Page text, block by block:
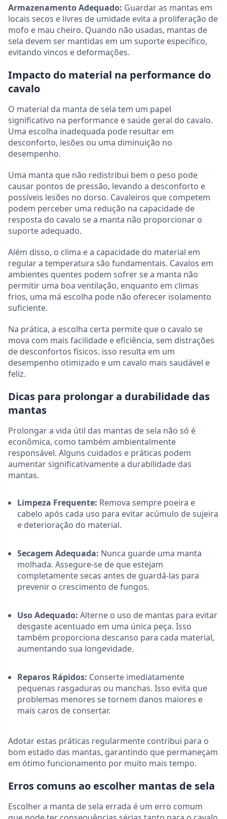
Armazenamento Adequado: Guardar as mantas em
locais secos e livres de umidade evita a proliferação de
mofo e mau cheiro. Quando não usadas, mantas de
sela devem ser mantidas em um suporte específico,
evitando vincos e deformações.
Impacto do material na performance do
cavalo
O material da manta de sela tem um papel
significativo na performance e saúde geral do cavalo.
Uma escolha inadequada pode resultar em
desconforto, lesões ou uma diminuição no
desempenho.
Uma manta que não redistribui bem o peso pode
causar pontos de pressão, levando a desconforto e
possíveis lesões no dorso. Cavaleiros que competem
podem perceber uma redução na capacidade de
resposta do cavalo se a manta não proporcionar o
suporte adequado.
Além disso, o clima e a capacidade do material em
regular a temperatura são fundamentais. Cavalos em
ambientes quentes podem sofrer se a manta não
permitir uma boa ventilação, enquanto em climas
frios, uma má escolha pode não oferecer isolamento
suficiente.
Na prática, a escolha certa permite que o cavalo se
mova com mais facilidade e eficiência, sem distrações
de desconfortos físicos. isso resulta em um
desempenho otimizado e um cavalo mais saudável e
feliz.
Dicas para prolongar a durabilidade das
mantas
Prolongar a vida útil das mantas de sela não só é
econômica, como também ambientalmente
responsável. Alguns cuidados e práticas podem
aumentar significativamente a durabilidade das
mantas.
Limpeza Frequente: Remova sempre poeira e
cabelo após cada uso para evitar acúmulo de sujeira
e deterioração do material.
Secagem Adequada: Nunca guarde uma manta
molhada. Assegure-se de que estejam
completamente secas antes de guardá-las para
prevenir o crescimento de fungos.
Uso Adequado: Alterne o uso de mantas para evitar
desgaste acentuado em uma única peça. Isso
também proporciona descanso para cada material,
aumentando sua longevidade.
Reparos Rápidos: Conserte imediatamente
pequenas rasgaduras ou manchas. Isso evita que
problemas menores se tornem danos maiores e
mais caros de consertar.
Adotar estas práticas regularmente contribui para o
bom estado das mantas, garantindo que permaneçam
em ótimo funcionamento por muito mais tempo.
Erros comuns ao escolher mantas de sela
Escolher a manta de sela errada é um erro comum